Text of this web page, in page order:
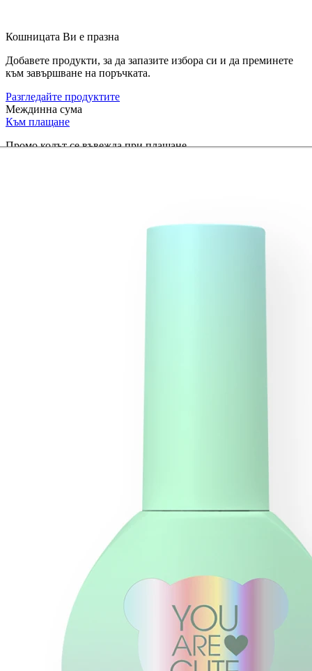
Кошницата Ви е празна
Добавете продукти, за да запазите избора си и да преминете
към завършване на поръчката.
Разгледайте продуктите
Междинна сума
Към плащане
Промо кодът се въвежда при плащане.